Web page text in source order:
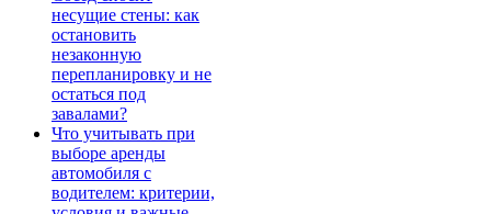
несущие стены: как
остановить
незаконную
перепланировку и не
остаться под
завалами?
Что учитывать при
выборе аренды
автомобиля с
водителем: критерии,